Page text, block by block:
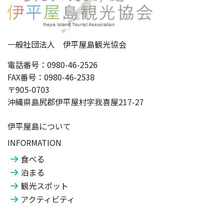
一般社団法人 伊平屋島観光協会
電話番号：0980-46-2526
FAX番号：0980-46-2538
〒905-0703
沖縄県島尻郡伊平屋村字我喜屋217-27
伊平屋島について
INFORMATION
食べる
泊まる
観光スポット
アクティビティ